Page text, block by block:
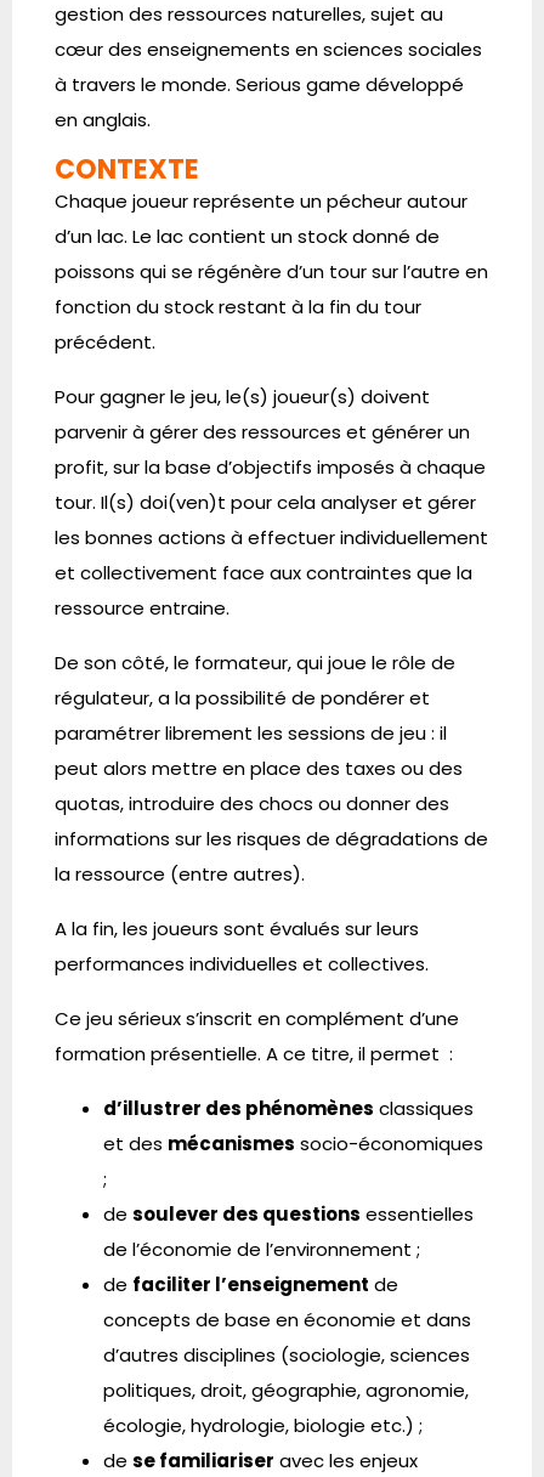
gestion des ressources naturelles, sujet au
cœur des enseignements en sciences sociales
à travers le monde. Serious game développé
en anglais.
CONTEXTE
Chaque joueur représente un pécheur autour
d’un lac. Le lac contient un stock donné de
poissons qui se régénère d’un tour sur l’autre en
fonction du stock restant à la fin du tour
précédent.
Pour gagner le jeu, le(s) joueur(s) doivent
parvenir à gérer des ressources et générer un
profit, sur la base d’objectifs imposés à chaque
tour. Il(s) doi(ven)t pour cela analyser et gérer
les bonnes actions à effectuer individuellement
et collectivement face aux contraintes que la
ressource entraine.
De son côté, le formateur, qui joue le rôle de
régulateur, a la possibilité de pondérer et
paramétrer librement les sessions de jeu : il
peut alors mettre en place des taxes ou des
quotas, introduire des chocs ou donner des
informations sur les risques de dégradations de
la ressource (entre autres).
A la fin, les joueurs sont évalués sur leurs
performances individuelles et collectives.
Ce jeu sérieux s’inscrit en complément d’une
formation présentielle. A ce titre, il permet :
d’illustrer des phénomènes classiques
et des mécanismes socio-économiques
;
de soulever des questions essentielles
de l’économie de l’environnement ;
de faciliter l’enseignement de
concepts de base en économie et dans
d’autres disciplines (sociologie, sciences
politiques, droit, géographie, agronomie,
écologie, hydrologie, biologie etc.) ;
de se familiariser avec les enjeux